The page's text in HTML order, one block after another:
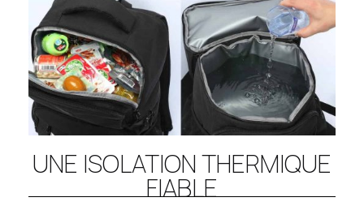
UNE ISOLATION THERMIQUE
FIABLE